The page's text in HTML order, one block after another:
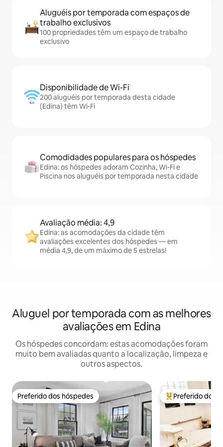
Aluguéis por temporada com espaços de
trabalho exclusivos
100 propriedades têm um espaço de trabalho
exclusivo
Disponibilidade de Wi-Fi
200 aluguéis por temporada desta cidade
(Edina) têm Wi-Fi
Comodidades populares para os hóspedes
Edina: os hóspedes adoram Cozinha, Wi-Fi e
Piscina nos aluguéis por temporada nesta cidade
Avaliação média: 4,9
Edina: as acomodações da cidade têm
avaliações excelentes dos hóspedes — em
média 4,9, de um máximo de 5 estrelas!
Aluguel por temporada com as melhores
avaliações em Edina
Os hóspedes concordam: estas acomodações foram
muito bem avaliadas quanto a localização, limpeza e
outros aspectos.
Preferido dos hóspedes
Preferido dos hóspedes Entre os
Preferido dos